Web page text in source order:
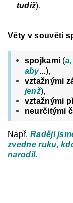
tudíž).
Věty v souvětí
spojkami (
aby...),
vztažnými
jenž),
vztažnými
neurčitými
Např. Raději
zvedne ruku,
narodil.